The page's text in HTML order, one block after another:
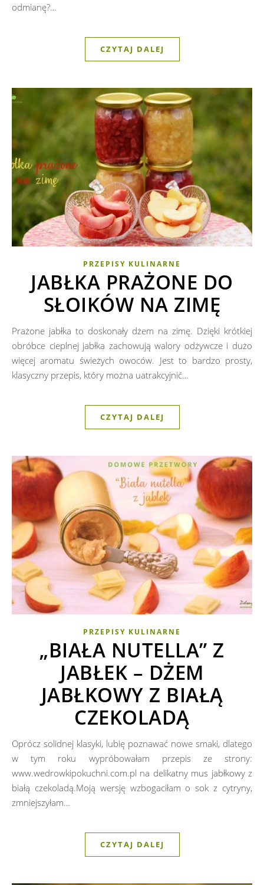
odmianę?…
CZYTAJ DALEJ
PRZEPISY KULINARNE
JABŁKA PRAŻONE DO
SŁOIKÓW NA ZIMĘ
Prażone jabłka to doskonały dżem na zimę. Dzięki krótkiej
obróbce cieplnej jabłka zachowują walory odżywcze i dużo
więcej aromatu świeżych owoców. Jest to bardzo prosty,
klasyczny przepis, który można uatrakcyjnić…
CZYTAJ DALEJ
PRZEPISY KULINARNE
„BIAŁA NUTELLA” Z
JABŁEK – DŻEM
JABŁKOWY Z BIAŁĄ
CZEKOLADĄ
Oprócz solidnej klasyki, lubię poznawać nowe smaki, dlatego
w tym roku wypróbowałam przepis ze strony:
www.wedrowkipokuchni.com.pl na delikatny mus jabłkowy z
białą czekoladą.Moją wersję wzbogaciłam o sok z cytryny,
zmniejszyłam…
CZYTAJ DALEJ